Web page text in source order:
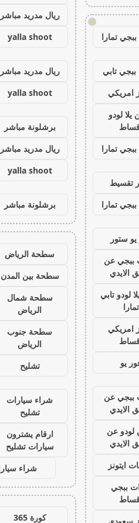
!
تمارا
تابي
امريكي
لودو
تمارا
تقسيط
تمارا
ستور
ببجي عن
الايدي
لودو تابي
تمارا
امريكي
يو
ببجي عن
الايدي
عن
الايدي
ايتونز
ببجي
ريال مدريد مباشر
yalla shoot
ريال مدريد مباشر
yalla shoot
برشلونة مباشر
ريال مدريد مباشر
yalla shoot
برشلونة مباشر
سطحة الرياض
سطحة بين المدن
سطحة شمال
الرياض
سطحة جنوب
الرياض
تشليح
شراء سيارات
تشليح
ارقام يشترون
سيارات تشليح
شراء
كورة 365